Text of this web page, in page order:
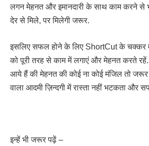
लगन मेहनत और इमानदारी के साथ काम करने से
देर से मिले, पर मिलेगी जरूर.
इसलिए सफल होने के लिए ShortCut के चक्कर
को पूरी तरह से काम में लगाएं और मेहनत करते रहें.
आये हैं की मेहनत की कोई ना कोई मंजिल तो जरूर
वाला आदमी ज़िन्दगी में रास्ता नहीं भटकता और
इन्हें भी जरूर पढ़ें –